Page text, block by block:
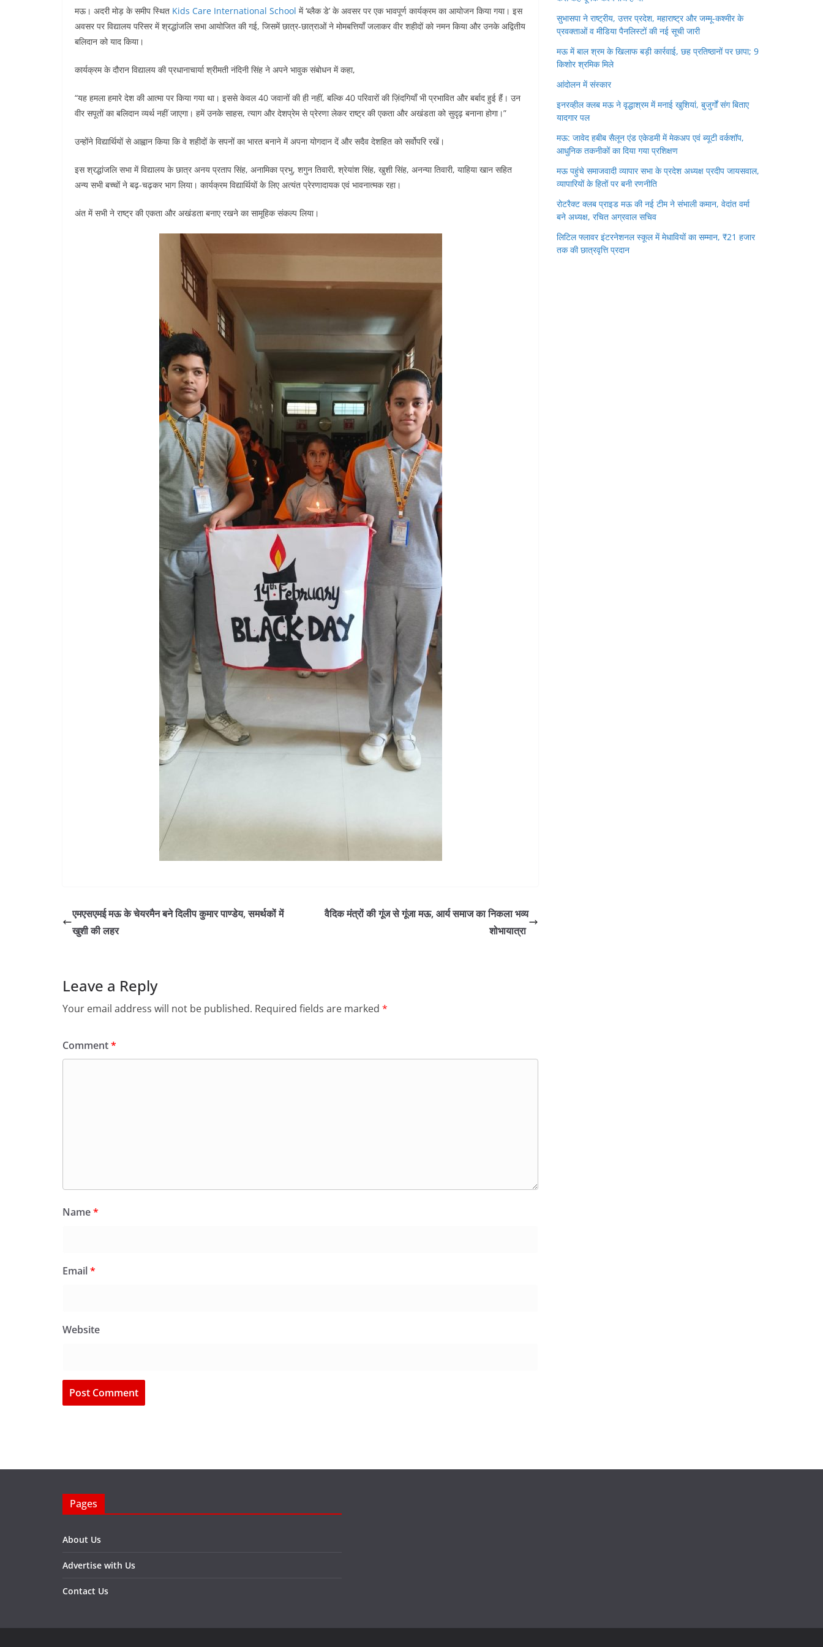
मऊ। अदरी मोड़ के समीप स्थित Kids Care International School में ‘ब्लैक डे’ के अवसर पर एक भावपूर्ण कार्यक्रम का आयोजन किया गया। इस
अवसर पर विद्यालय परिसर में श्रद्धांजलि सभा आयोजित की गई, जिसमें छात्र-छात्राओं ने मोमबत्तियाँ जलाकर वीर शहीदों को नमन किया और उनके अद्वितीय
बलिदान को याद किया।
कार्यक्रम के दौरान विद्यालय की प्रधानाचार्या श्रीमती नंदिनी सिंह ने अपने भावुक संबोधन में कहा,
“यह हमला हमारे देश की आत्मा पर किया गया था। इससे केवल 40 जवानों की ही नहीं, बल्कि 40 परिवारों की ज़िंदगियाँ भी प्रभावित और बर्बाद हुई हैं। उन
वीर सपूतों का बलिदान व्यर्थ नहीं जाएगा। हमें उनके साहस, त्याग और देशप्रेम से प्रेरणा लेकर राष्ट्र की एकता और अखंडता को सुदृढ़ बनाना होगा।”
उन्होंने विद्यार्थियों से आह्वान किया कि वे शहीदों के सपनों का भारत बनाने में अपना योगदान दें और सदैव देशहित को सर्वोपरि रखें।
इस श्रद्धांजलि सभा में विद्यालय के छात्र अनय प्रताप सिंह, अनामिका प्रभु, शगुन तिवारी, श्रेयांश सिंह, खुशी सिंह, अनन्या तिवारी, याहिया खान सहित
अन्य सभी बच्चों ने बढ़-चढ़कर भाग लिया। कार्यक्रम विद्यार्थियों के लिए अत्यंत प्रेरणादायक एवं भावनात्मक रहा।
अंत में सभी ने राष्ट्र की एकता और अखंडता बनाए रखने का सामूहिक संकल्प लिया।
एमएसएमई मऊ के चेयरमैन बने दिलीप कुमार पाण्डेय, समर्थकों में
खुशी की लहर
वैदिक मंत्रों की गूंज से गूंजा मऊ, आर्य समाज का निकला भव्य
शोभायात्रा
Leave a Reply
Your email address will not be published. Required fields are marked *
Comment*
Name*
Email*
Website
सुभासपा ने राष्ट्रीय, उत्तर प्रदेश, महाराष्ट्र और जम्मू-कश्मीर के
प्रवक्ताओं व मीडिया पैनलिस्टों की नई सूची जारी
मऊ में बाल श्रम के खिलाफ बड़ी कार्रवाई, छह प्रतिष्ठानों पर छापा; 9
किशोर श्रमिक मिले
आंदोलन में संस्कार
इनरव्हील क्लब मऊ ने वृद्धाश्रम में मनाई खुशियां, बुजुर्गों संग बिताए
यादगार पल
मऊ: जावेद हबीब सैलून एंड एकेडमी में मेकअप एवं ब्यूटी वर्कशॉप,
आधुनिक तकनीकों का दिया गया प्रशिक्षण
मऊ पहुंचे समाजवादी व्यापार सभा के प्रदेश अध्यक्ष प्रदीप जायसवाल,
व्यापारियों के हितों पर बनी रणनीति
रोटरैक्ट क्लब प्राइड मऊ की नई टीम ने संभाली कमान, वेदांत वर्मा
बने अध्यक्ष, रचित अग्रवाल सचिव
लिटिल फ्लावर इंटरनेशनल स्कूल में मेधावियों का सम्मान, ₹21 हजार
तक की छात्रवृत्ति प्रदान
Pages
About Us
Advertise with Us
Contact Us